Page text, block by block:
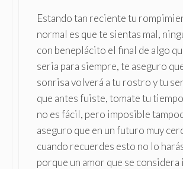
Estando tan reciente tu
normal es que te sientas mal,
con beneplácito el final de algo
seria para siempre, te aseguro
sonrisa volverá a tu rostro y tu
que antes fuiste, tomate tu
no es fácil, pero imposible
aseguro que en un futuro muy
cuando recuerdes esto no lo
porque un amor que se